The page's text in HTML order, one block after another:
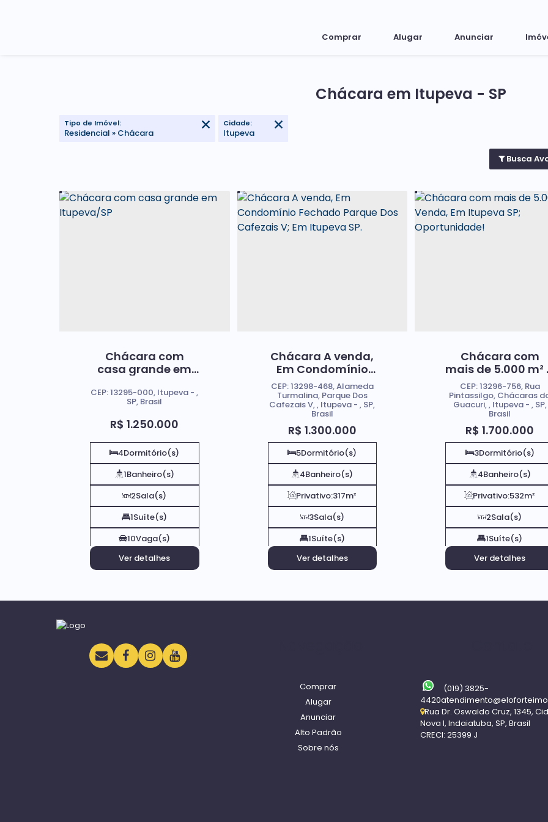
Anunciar
Alugar
Comprar
Chácara em Itupeva - SP
Tipo de Imóvel:
Residencial » Chácara
Cidade:
Itupeva
Busca
Chácara com
casa grande em
R$ 1.250.000
CEP: 13295-000, Itupeva ,
SP, Brasil
4Dormitório(s)
1Banheiro(s)
2Sala(s)
1Suíte(s)
10Vaga(s)
Ver detalhes
Chácara A venda,
Em Condomínio
Fechado Parque
Dos Cafezais V; Em
Itupeva SP.
R$ 1.300.000
CEP: 13298-468,Alameda
Turmalina, Parque Dos
Cafezais V , Itupeva , SP,
Brasil
5Dormitório(s)
4Banheiro(s)
Privativo:317m²
3Sala(s)
1Suíte(s)
Ver detalhes
Chácara com
mais de 5.000 m²
Venda, Em Itupeva
SP;
R$ 1.700.000
CEP: 13296-756, Rua
Pintassilgo, Chácaras
Guacuri , Itupeva , SP,
Brasil
3Dormitório(s)
4Banheiro(s)
Privativo:532m²
2Sala(s)
1Suíte(s)
Ver detalhes
Comprar
Alugar
Anunciar
Alto Padrão
Sobre nós
(019) 3825-
4420
Rua Dr. Oswaldo Cruz, 1345,
Nova I, Indaiatuba, SP, Brasil
CRECI: 25399 J